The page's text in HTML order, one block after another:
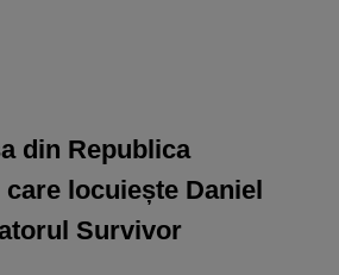
din Republica
locuiește Daniel
Survivor